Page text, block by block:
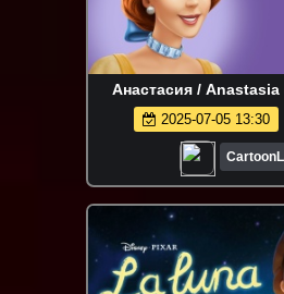
Анастасия /
2025-07-05 13:30